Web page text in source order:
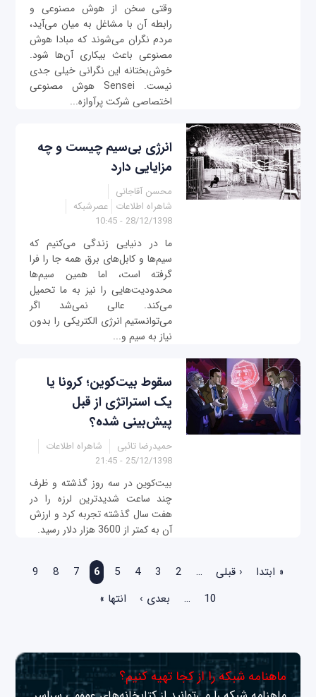
وقتی سخن از هوش مصنوعی و
رابطه آن با مشاغل به میان می‌آید،
مردم نگران می‌شوند که مبادا هوش
مصنوعی باعث بیکاری آن‌ها شود.
خوش‌بختانه این نگرانی خیلی جدی
نیست. Sensei هوش مصنوعی
اختصاصی شرکت پر‌آوازه...
انرژی بی‌سیم چیست و چه
مزایایی دارد
محسن آقاجانی
شاهراه اطلاعات عصرشبکه
28/12/1398 - 10:45
ما در دنیایی زندگی می‌کنیم که
سیم‌ها و کابل‌های برق همه جا را فرا
گرفته است، اما همین سیم‌ها
محدودیت‌هایی را نیز به ما تحمیل
می‌کند. عالی نمی‌شد اگر
می‌توانستیم انرژی الکتریکی را بدون
نیاز به سیم و...
سقوط بیت‌کوین؛ کرونا یا
یک استراتژی از قبل
پیش‌بینی شده؟
حمیدرضا تائبی
شاهراه اطلاعات
25/12/1398 - 21:45
بیت‌کوین در سه روز گذشته و ظرف
چند ساعت شدیدترین لرزه را در
هفت سال گذشته تجربه کرد و ارزش
آن به کمتر از 3600 هزار دلار رسید.
« ابتدا ‹ قبلی …
2
3
4
5
6
7
8
9
10
… بعدی › انتها »
ماهنامه شبکه را از کجا تهیه کنیم؟